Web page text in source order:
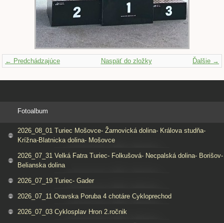
← Predchádzajúce Ďalšie →
Naspäť do zložky
Fotoalbum
2026_08_01 Turiec Mošovce- Žarnovická dolina- Králova studňa-
Krížna-Blatnicka dolina- Mošovce
2026_07_31 Velká Fatra Turiec- Folkušová- Necpalská dolina- Borišov-
Belianska dolina
2026_07_19 Turiec- Gader
2026_07_11 Oravska Poruba 4 chotáre Cykloprechod
2026_07_03 Cyklosplav Hron 2.ročnik